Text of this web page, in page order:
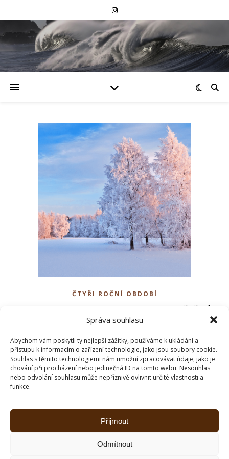
Správa souhlasu
Abychom vám poskytli ty nejlepší zážitky, používáme k ukládání a
přístupu k informacím o zařízení technologie, jako jsou soubory cookie.
Souhlas s těmito technologiemi nám umožní zpracovávat údaje, jako je
chování při procházení nebo jedinečná ID na tomto webu. Nesouhlas
nebo odvolání souhlasu může nepříznivě ovlivnit určité vlastnosti a
funkce.
Přijmout
Odmítnout
ČTYŘI ROČNÍ OBDOBÍ
Zima, zima, zima je veliká
– Vánoce a bílá nadílka
ČÍST DÁLE